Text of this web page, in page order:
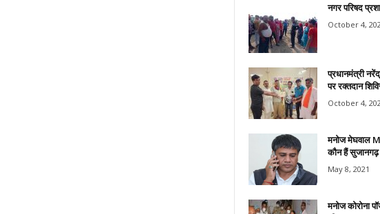
नगर परिषद
October 4,
प्रधानमंत्री
पर रक्तदान
October 4,
मनोज मेघवाल
कौन हैं
May 8, 2021
मनोज कोरोना